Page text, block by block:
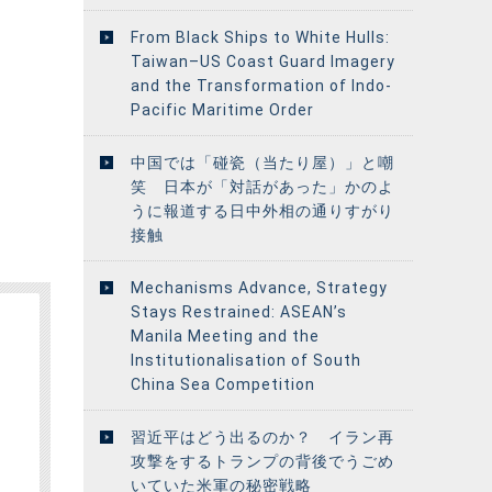
From Black Ships to White Hulls:
Taiwan–US Coast Guard Imagery
and the Transformation of Indo-
Pacific Maritime Order
中国では「碰瓷（当たり屋）」と嘲
笑 日本が「対話があった」かのよ
うに報道する日中外相の通りすがり
接触
Mechanisms Advance, Strategy
Stays Restrained: ASEAN’s
Manila Meeting and the
Institutionalisation of South
China Sea Competition
習近平はどう出るのか？ イラン再
攻撃をするトランプの背後でうごめ
いていた米軍の秘密戦略